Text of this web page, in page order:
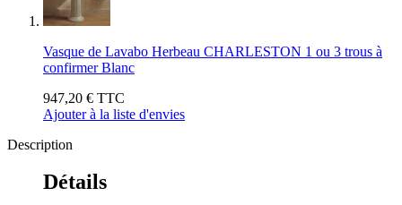
Vasque de Lavabo Herbeau CHARLESTON 1 ou 3 trous à
confirmer Blanc
947,20 € TTC
Ajouter à la liste d'envies
Description
Détails